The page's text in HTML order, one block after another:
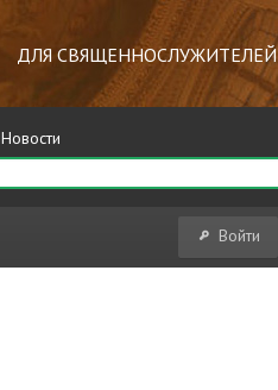
ДЛЯ СВЯЩЕННОСЛУЖИТЕЛЕЙ
Новости
Войти